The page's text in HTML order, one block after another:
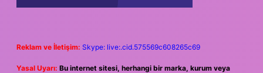
Reklam ve İletişim: Skype: live:.cid.575569c608265c69
Yasal Uyarı: Bu internet sitesi, herhangi bir marka, kurum veya